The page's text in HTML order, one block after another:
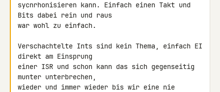
sycnrhonisieren kann. Einfach einen Takt und
Bits dabei rein und raus
war wohl zu einfach.
Verschachtelte Ints sind kein Thema, einfach EI
direkt am Einsprung
einer ISR und schon kann das sich gegenseitig
munter unterbrechen,
wieder und immer wieder bis wir eine nie